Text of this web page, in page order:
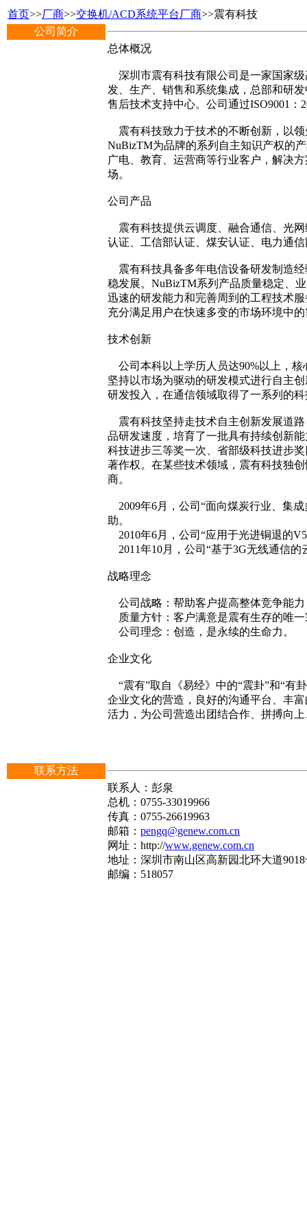
首页>>厂商>>交换机/ACD系统平台厂商>>震有科技
公司简介
总体概况
深圳市震有科技有限公司是一家国家
发、生产、销售和系统集成，总部和研
售后技术支持中心。公司通过ISO9001
震有科技致力于技术的不断创新，以
NuBizTM为品牌的系列自主知识产权的
广电、教育、运营商等行业客户，解决
场。
公司产品
震有科技提供云调度、融合通信、光网
认证、工信部认证、煤安认证、电力通
震有科技具备多年电信设备研发制造
稳发展。NuBizTM系列产品质量稳定、
迅速的研发能力和完善周到的工程技术
充分满足用户在快速多变的市场环境中
技术创新
公司本科以上学历人员达90%以上，核
坚持以市场为驱动的研发模式进行自主
研发投入，在通信领域取得了一系列的
震有科技坚持走技术自主创新发展道
品研发速度，培育了一批具有持续创新
科技进步三等奖一次、省部级科技进步
著作权。在某些技术领域，震有科技独
商。
2009年6月，公司“面向煤炭行业、集
助。
2010年6月，公司“应用于光进铜退的
2011年10月，公司“基于3G无线通信
战略理念
公司战略：帮助客户提高整体竞争能
质量方针：客户满意是震有生存的唯
公司理念：创造，是永续的生命力。
企业文化
“震有”取自《易经》中的“震卦”和“有
企业文化的营造，良好的沟通平台、丰
活力，为公司营造出团结合作、拼搏向
联系方法
联系人：彭泉
总机：0755-33019966
传真：0755-26619963
邮箱： pengq@genew.com.cn
网址：http://www.genew.com.cn
地址：深圳市南山区高新园北环大道
邮编：518057